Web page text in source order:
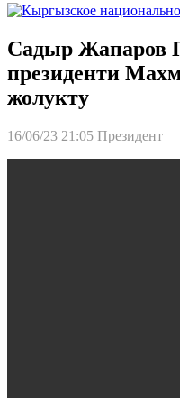
Садыр Жапаров
президенти
жолукту
16/06/23 21:05 Президент